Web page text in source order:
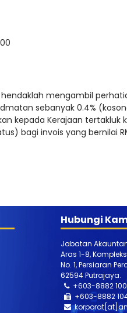
mengambil
sebanyak 0.4%
kepada Kerajaan tertakluk
bagi invois yang bernilai
Hubungi
Jabatan
Aras 1-8,
No. 1, Persiaran
62594 Putrajaya.
+603-8882
+603-8882